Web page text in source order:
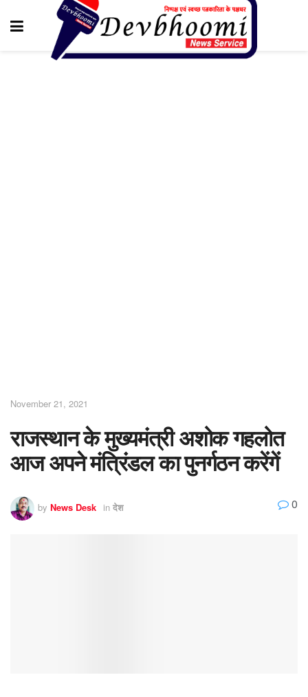
November 21, 2021
राजस्थान के मुख्यमंत्री अशोक गहलोत
आज अपने मंत्रिंडल का पुनर्गठन करेंगें
by News Desk in देश 0